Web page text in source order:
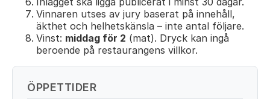
Vinnaren utses av jury baserat på innehåll,
äkthet och helhetskänsla – inte antal följare.
Vinst: middag för 2 (mat). Dryck kan ingå
beroende på restaurangens villkor.
ÖPPETTIDER